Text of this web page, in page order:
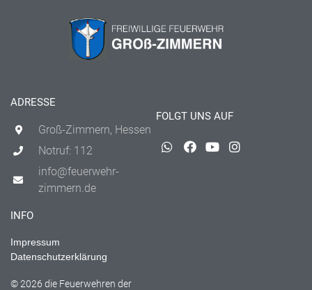
ADRESSE
Groß-Zimmern, Hessen
Notruf: 112
info@feuerwehr-
zimmern.de
FOLGT UNS AUF
INFO
Impressum
Datenschutzerklärung
© 2026 die Feuerwehren der